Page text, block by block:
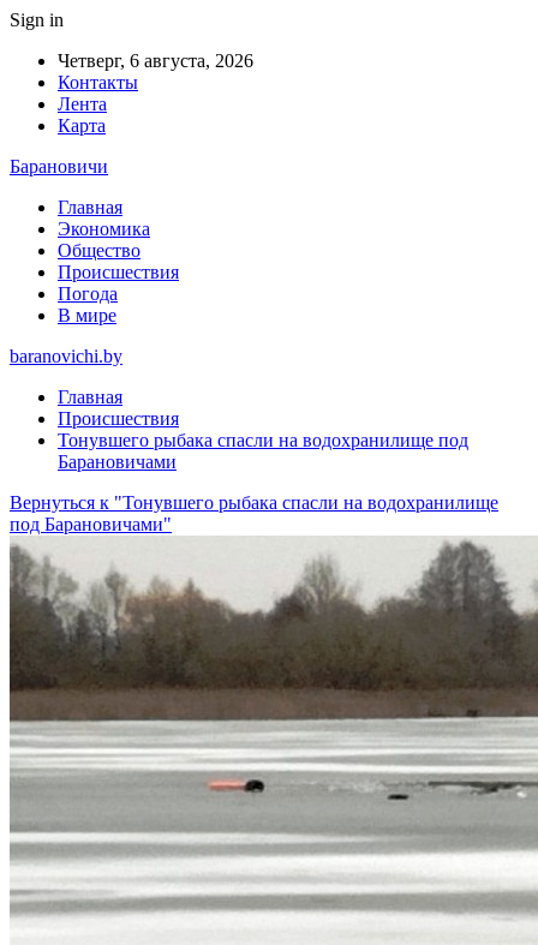
Sign in
Четверг, 6 августа, 2026
Контакты
Лента
Карта
Барановичи
Главная
Экономика
Общество
Происшествия
Погода
В мире
baranovichi.by
Главная
Происшествия
Тонувшего рыбака спасли на водохранилище под
Барановичами
Вернуться к "Тонувшего рыбака спасли на водохранилище
под Барановичами"